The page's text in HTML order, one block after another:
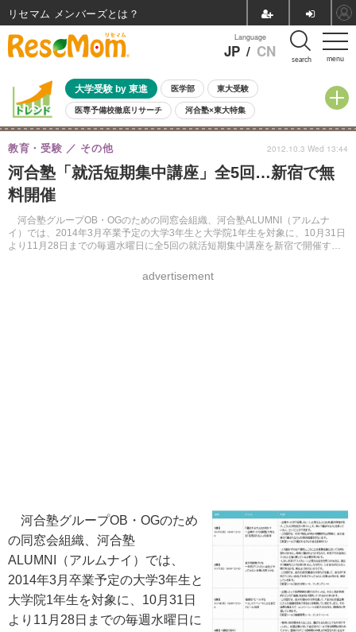
menu
Language
JP / CN search
大学受験 by 東進 医学部 東大受験
医専予備校徹底リサーチ 河合塾×東大特集
親子で考える大学選び 高校受験 中学受験 小学校受験
共通テスト 夏休み
8月開催イベント・WS 全国公立高校 過去問 人気記事
自由研究教材（小学生向け）
河合塾「就活短期集中講座」全5回…新宿で無
料開催
河合塾グループOB・OGのための同窓会組織、河合塾ALUMNI（アルムナ
イ）では、2014年3月卒業予定の大学3年生と大学院1年生を対象に、10月31日
より11月28日までの毎週水曜日に全5回の就活短期集中講座を新宿で開催す
教育・受験 その他
advertisement
2012.10.3 Wed 13:44
河合塾グループOB・OGのため
の同窓会組織、河合塾
ALUMNI（アルムナイ）では、
2014年3月卒業予定の大学3年生と
大学院1年生を対象に、10月31日
より11月28日までの毎週水曜日に
リセマム メンバーズ